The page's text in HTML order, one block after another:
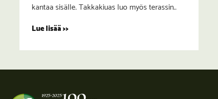
kantaa sisälle. Takkakiuas luo myös terassin..
Lue lisää >>